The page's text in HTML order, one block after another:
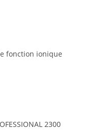
fonction ionique
2300